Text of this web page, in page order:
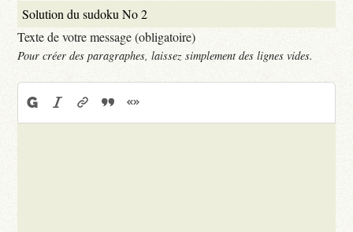
Texte de votre message (obligatoire)
Pour créer des paragraphes, laissez simplement des lignes vides.